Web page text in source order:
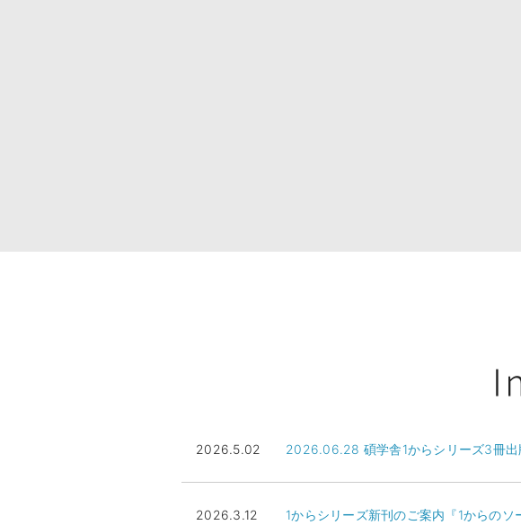
2026.5.02 2026.06.28 碩学舎1からシリーズ3冊出
2026.3.12 1からシリーズ新刊のご案内『1からの